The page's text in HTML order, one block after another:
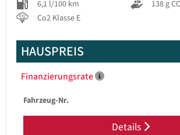
6,1 l/100 km
138 g
Co2 Klasse E
HAUSPREIS
Finanzierungsrate
Fahrzeug-Nr.
Details